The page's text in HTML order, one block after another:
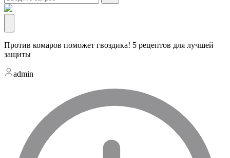
Против комаров поможет гвоздика! 5 рецептов для лучшей
защиты
admin